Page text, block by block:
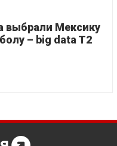
выбрали Мексику
– big data T2